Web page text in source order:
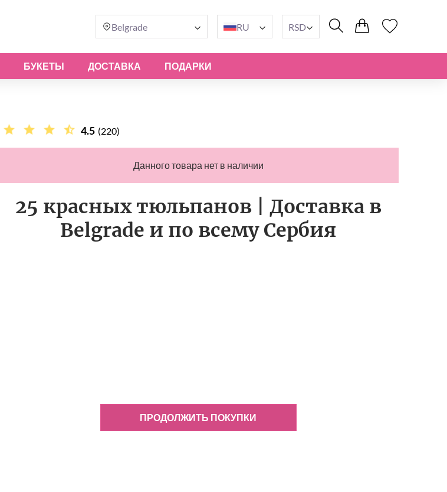
Belgrade RU RSD
БУКЕТЫ ДОСТАВКА ПОДАРКИ
4.5 (220)
Данного товара нет в наличии
25 красных тюльпанов | Доставка в
Belgrade и по всему Сербия
ПРОДОЛЖИТЬ ПОКУПКИ